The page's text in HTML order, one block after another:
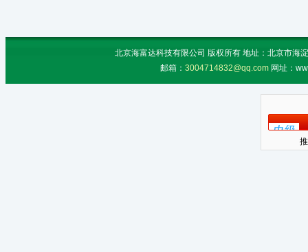
北京海富达科技有限公司 版权所有 地址：北京市海
邮箱： 3004714832@qq.com 网址：